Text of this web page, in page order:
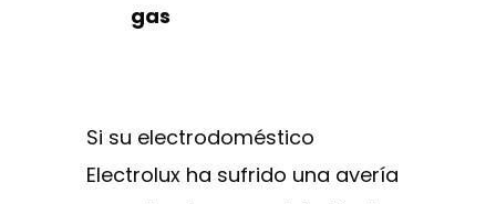
gas
Si su electrodoméstico
Electrolux ha sufrido una avería